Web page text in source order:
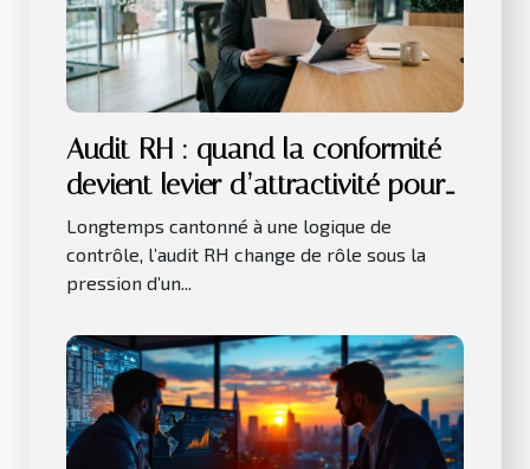
Audit RH : quand la conformité
devient levier d’attractivité pour
les talents
Longtemps cantonné à une logique de
contrôle, l’audit RH change de rôle sous la
pression d’un...